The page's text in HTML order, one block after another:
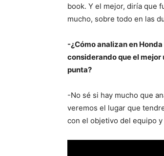
book. Y el mejor, diría que
mucho, sobre todo en las
-¿Cómo analizan en
considerando que el mejor
punta?
-No sé si hay mucho que
veremos el lugar que
con el objetivo del equipo